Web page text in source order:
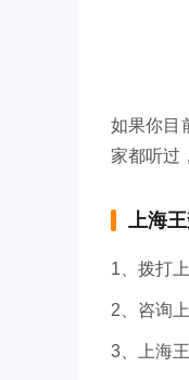
如果你目
家都听过
上海
1、拨打
2、咨询
3、上海